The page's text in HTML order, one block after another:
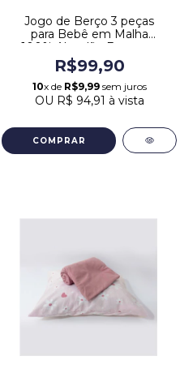
Jogo de Berço 3 peças
para Bebê em Malha
100% Algodão Estampa
Avião Azul
R$99,90
10x de R$9,99sem juros
OU R$ 94,91 à vista